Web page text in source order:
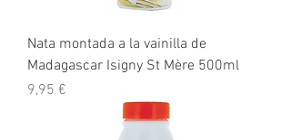
Nata montada a la vainilla de
Madagascar Isigny St Mère 500ml
Precio
9,95 €